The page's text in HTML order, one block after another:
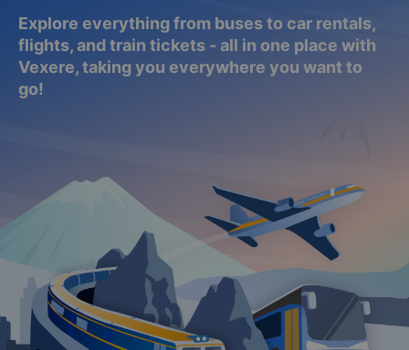
Explore everything from buses to car rentals,
flights, and train tickets - all in one place with
Vexere, taking you everywhere you want to
go!